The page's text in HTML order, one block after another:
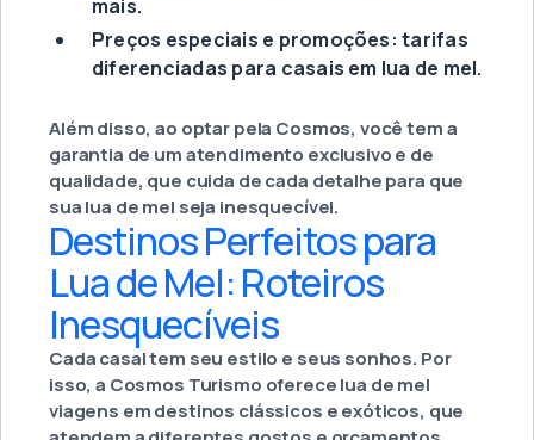
mais.
Preços especiais e promoções: tarifas
diferenciadas para casais em lua de mel.
Além disso, ao optar pela Cosmos, você tem a
garantia de um atendimento exclusivo e de
qualidade, que cuida de cada detalhe para que
sua lua de mel seja inesquecível.
Destinos Perfeitos para
Lua de Mel: Roteiros
Inesquecíveis
Cada casal tem seu estilo e seus sonhos. Por
isso, a Cosmos Turismo oferece lua de mel
viagens em destinos clássicos e exóticos, que